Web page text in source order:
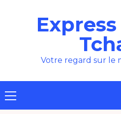
Votre regard sur le
Menu
principal